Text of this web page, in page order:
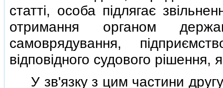
статтi, особа пiдлягає
отримання органом
самоврядування,
вiдповiдного судового рiшення,
У зв'язку з цим частини